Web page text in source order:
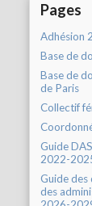
Pages
Adhésion
Base de
Base de
de Paris
Collectif
Guide
2022-
Guide des
des